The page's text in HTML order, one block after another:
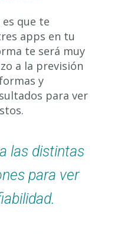
que te
apps en tu
te será muy
a la previsión
y
para ver
las distintas
para ver